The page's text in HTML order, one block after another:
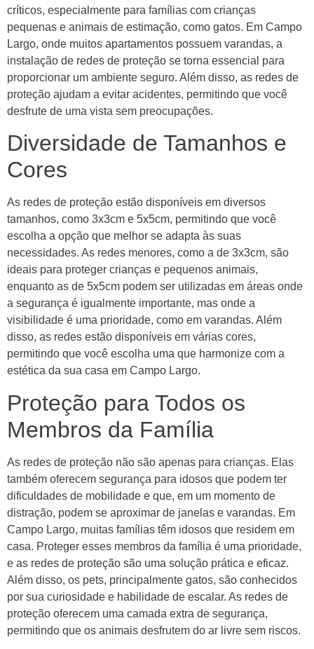
críticos, especialmente para famílias com crianças
pequenas e animais de estimação, como gatos. Em Campo
Largo, onde muitos apartamentos possuem varandas, a
instalação de redes de proteção se torna essencial para
proporcionar um ambiente seguro. Além disso, as redes de
proteção ajudam a evitar acidentes, permitindo que você
desfrute de uma vista sem preocupações.
Diversidade de Tamanhos e
Cores
As redes de proteção estão disponíveis em diversos
tamanhos, como 3x3cm e 5x5cm, permitindo que você
escolha a opção que melhor se adapta às suas
necessidades. As redes menores, como a de 3x3cm, são
ideais para proteger crianças e pequenos animais,
enquanto as de 5x5cm podem ser utilizadas em áreas onde
a segurança é igualmente importante, mas onde a
visibilidade é uma prioridade, como em varandas. Além
disso, as redes estão disponíveis em várias cores,
permitindo que você escolha uma que harmonize com a
estética da sua casa em Campo Largo.
Proteção para Todos os
Membros da Família
As redes de proteção não são apenas para crianças. Elas
também oferecem segurança para idosos que podem ter
dificuldades de mobilidade e que, em um momento de
distração, podem se aproximar de janelas e varandas. Em
Campo Largo, muitas famílias têm idosos que residem em
casa. Proteger esses membros da família é uma prioridade,
e as redes de proteção são uma solução prática e eficaz.
Além disso, os pets, principalmente gatos, são conhecidos
por sua curiosidade e habilidade de escalar. As redes de
proteção oferecem uma camada extra de segurança,
permitindo que os animais desfrutem do ar livre sem riscos.